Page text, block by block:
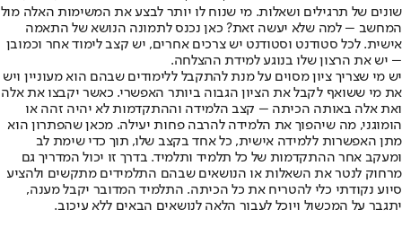
שונים של תרגילים ושאלות. מי שנוח לו יותר לבצע את המשימות האלה מול
המחשב – למה שלא יעשה זאת? כאן נכנס לתמונה הנושא של התאמה
אישית. לכל סטודנט וסטודנט יש צרכים אחרים, יש קצב לימוד אחר וכמובן
– יש את הרצון שלו בנוגע למידת ההצלחה.
יש מי שצריך ציון מסוים על מנת להתקבל ללימודים שבהם הוא מעוניין ויש
את מי ששואף לקבל את הציון הגבוה ביותר האפשרי. כאשר יקבצו את אלה
ואת אלה באותה הכיתה – קצב הלמידה וההתקדמות לא יהיה זהה או
הומוגני, מה שיהפוך את הלמידה להרבה פחות יעילה. מכאן שהפתרון הוא
מתן האפשרות ללמידה אישית, כל אחד בקצב שלו, תוך כדי שימת לב
ומעקב אחר ההתקדמות של כל תלמיד ותלמיד. בדרך זו יכול המדריך גם
מרחוק לנטר את השאלות או הנושאים שבהם התלמידים מתקשים ולהציע
סיוע נקודתי כלי להטריח את כל הכיתה. התלמיד המדובר יקבל מענה,
יתגבר על המכשול ויוכל לעבור הלאה לנושאים הבאים ללא עיכוב.